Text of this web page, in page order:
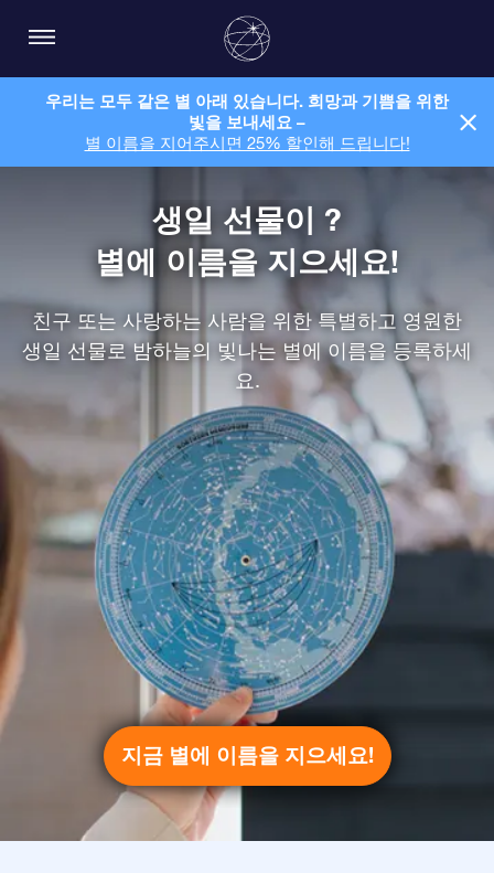
우리는 모두 같은 별 아래 있습니다. 희망과 기쁨을 위한
빛을 보내세요 –
별 이름을 지어주시면 25% 할인해 드립니다!
생일 선물이 ?
별에 이름을 지으세요!
친구 또는 사랑하는 사람을 위한 특별하고 영원한
생일 선물로 밤하늘의 빛나는 별에 이름을 등록하세
요.
지금 별에 이름을 지으세요!